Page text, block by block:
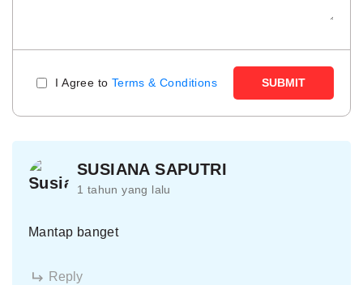
I Agree to Terms & Conditions SUBMIT
SUSIANA SAPUTRI
1 tahun yang lalu
Mantap banget
Reply